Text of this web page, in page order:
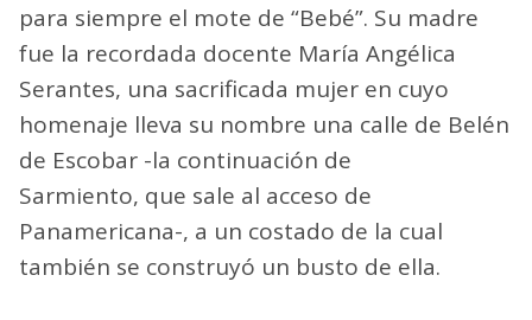
para siempre el mote de “Bebé”. Su madre
fue la recordada docente María Angélica
Serantes, una sacrificada mujer en cuyo
homenaje lleva su nombre una calle de Belén
de Escobar -la continuación de
Sarmiento, que sale al acceso de
Panamericana-, a un costado de la cual
también se construyó un busto de ella.